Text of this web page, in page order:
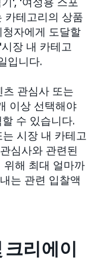
카테고리의 상품
자에게 도달할
장 내 카테고
입니다.
관심사 또는
이상 선택해야
수 있습니다.
시장 내 카테고
심사와 관련된
해 최대 얼마까
는 관련 입찰액
리에이